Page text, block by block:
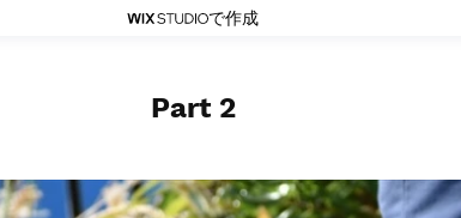
で作成
Part 2